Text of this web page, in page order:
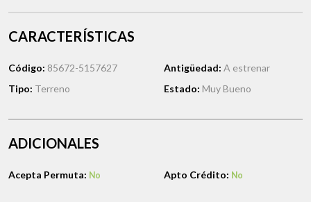
CARACTERÍSTICAS
Código: 85672-5157627
Tipo: Terreno
Antigüedad: A estrenar
Estado: Muy Bueno
ADICIONALES
Acepta Permuta: No Apto Crédito: No